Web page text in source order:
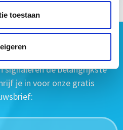
toestaan
signaleren de belangrijkste
je in voor onze gratis